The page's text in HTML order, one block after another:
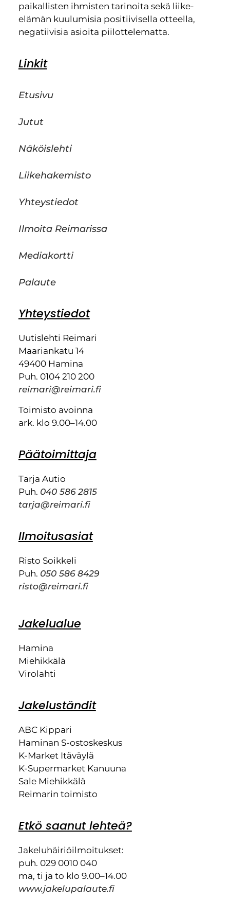
paikallisten ihmisten tarinoita sekä liike-
elämän kuulumisia positiivisella otteella,
negatiivisia asioita piilottelematta.
Linkit
Etusivu
Jutut
Näköislehti
Liikehakemisto
Yhteystiedot
Ilmoita Reimarissa
Mediakortti
Palaute
Yhteystiedot
Uutislehti Reimari
Maariankatu 14
49400 Hamina
Puh. 0104 210 200
reimari@reimari.fi
Toimisto avoinna
ark. klo 9.00–14.00
Päätoimittaja
Tarja Autio
Puh. 040 586 2815
tarja@reimari.fi
Ilmoitusasiat
Risto Soikkeli
Puh. 050 586 8429
risto@reimari.fi
Jakelualue
Hamina
Miehikkälä
Virolahti
Jakeluständit
ABC Kippari
Haminan S-ostoskeskus
K-Market Itäväylä
K-Supermarket Kanuuna
Sale Miehikkälä
Reimarin toimisto
Etkö saanut lehteä?
Jakeluhäiriöilmoitukset:
puh. 029 0010 040
ma, ti ja to klo 9.00–14.00
www.jakelupalaute.fi